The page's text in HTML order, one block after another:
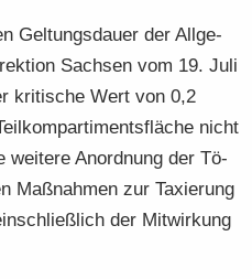
Gel­tungs­dau­er der All­ge­
Sach­sen vom 19. Juli
kri­ti­sche Wert von 0,2
nicht
wei­te­re An­ord­nung der Tö­
Maß­nah­men zur Ta­xie­rung
der Mit­wir­kung